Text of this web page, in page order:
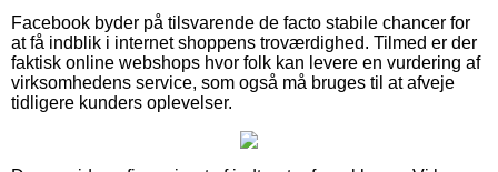
Facebook byder på tilsvarende de facto stabile chancer for
at få indblik i internet shoppens troværdighed. Tilmed er der
faktisk online webshops hvor folk kan levere en vurdering af
virksomhedens service, som også må bruges til at afveje
tidligere kunders oplevelser.